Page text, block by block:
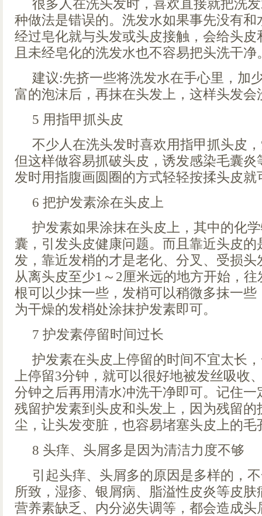
很多人在洗头发时，喜欢直接就把洗
种做法是错误的。洗发水如果事先没有
经过皂化就与头发或头皮接触，会给头
且未经皂化的洗发水也不容易把头洗干净
建议:先挤一些将洗发水在手心里，加
富的泡沫后，再抹在头发上，这样头发会
5 用指甲抓头皮
不少人在洗头发时喜欢用指甲抓头皮
但这样做容易抓破头皮，诱发感染毛囊
发时用指腹画圆圈的方式轻轻按揉头皮就
6 把护发素涂在头皮上
护发素如果涂抹在头皮上，其中的化
囊，引发头皮健康问题。而且靠近头皮
发，靠近发梢的才是老化、分叉、受损
从离头皮至少1～2厘米远的地方开始，
根可以少抹一些，发梢可以稍微多抹一
为干燥的发梢处涂抹护发素即可。
7 护发素停留时间过长
护发素在头皮上停留的时间不宜太长
上停留3分钟，就可以很好地被发丝吸收
分钟之后再用清水冲洗干净即可。记住
残留护发素到头皮和头发上，因为残留
尘，让头发变脏，也容易堵塞头皮上的毛
8 头痒、头屑多是因为清洁力度不够
引起头痒、头屑多的原因是多样的，
所致，湿疹、银屑病、脂溢性皮炎等皮
营养素缺乏、内分泌失调等，都会造成头